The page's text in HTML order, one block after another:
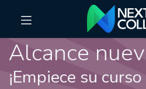
Alcance
¡Empiece su